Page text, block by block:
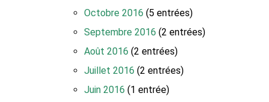
Octobre 2016 (5 entrées)
Septembre 2016 (2 entrées)
Août 2016 (2 entrées)
Juillet 2016 (2 entrées)
Juin 2016 (1 entrée)